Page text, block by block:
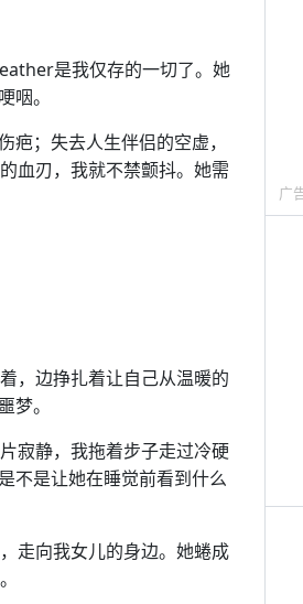
是我仅存的一切了。她
。
；失去人生伴侣的空虚，
血刃，我就不禁颤抖。她需
，边挣扎着让自己从温暖的
梦。
寂静，我拖着步子走过冷硬
不是让她在睡觉前看到什么
走向我女儿的身边。她蜷成
广